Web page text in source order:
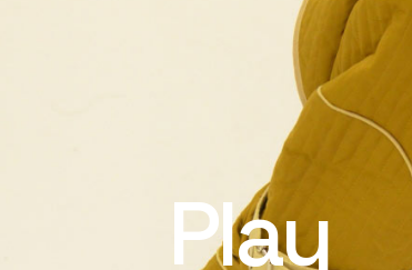
Play